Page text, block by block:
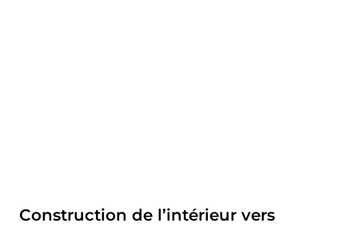
Construction de l’intérieur vers